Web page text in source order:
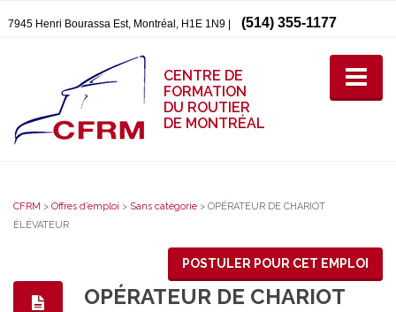
7945 Henri Bourassa Est, Montréal, H1E 1N9 | (514) 355-1177
CENTRE DE
FORMATION
DU ROUTIER
DE MONTRÉAL
CFRM > Offres d’emploi > Sans catégorie > OPÉRATEUR DE CHARIOT
ÉLÉVATEUR
POSTULER POUR CET EMPLOI
OPÉRATEUR DE CHARIOT